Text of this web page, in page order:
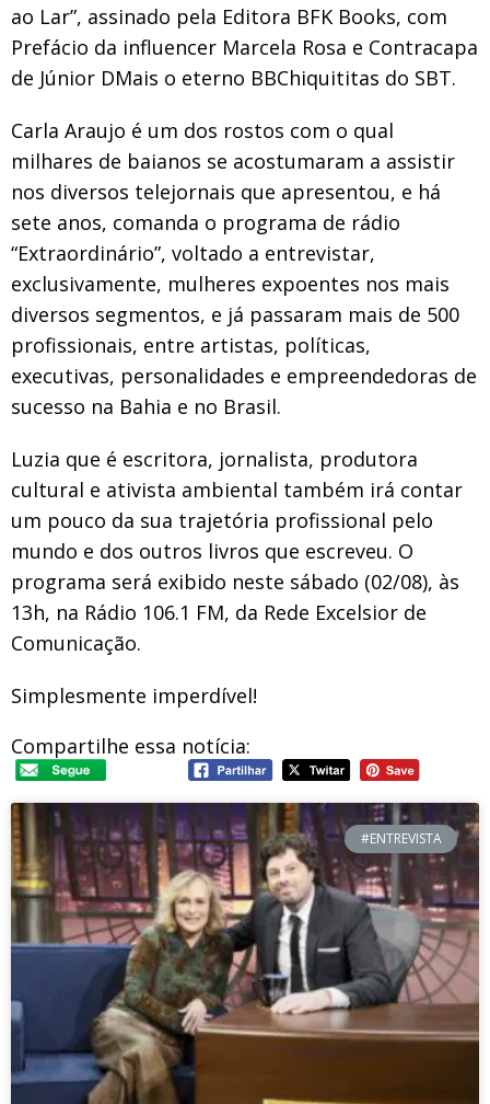
ao Lar”, assinado pela Editora BFK Books, com
Prefácio da influencer Marcela Rosa e Contracapa
de Júnior DMais o eterno BBChiquititas do SBT.
Carla Araujo é um dos rostos com o qual
milhares de baianos se acostumaram a assistir
nos diversos telejornais que apresentou, e há
sete anos, comanda o programa de rádio
“Extraordinário”, voltado a entrevistar,
exclusivamente, mulheres expoentes nos mais
diversos segmentos, e já passaram mais de 500
profissionais, entre artistas, políticas,
executivas, personalidades e empreendedoras de
sucesso na Bahia e no Brasil.
Luzia que é escritora, jornalista, produtora
cultural e ativista ambiental também irá contar
um pouco da sua trajetória profissional pelo
mundo e dos outros livros que escreveu. O
programa será exibido neste sábado (02/08), às
13h, na Rádio 106.1 FM, da Rede Excelsior de
Comunicação.
Simplesmente imperdível!
Compartilhe essa notícia:
#ENTREVISTA